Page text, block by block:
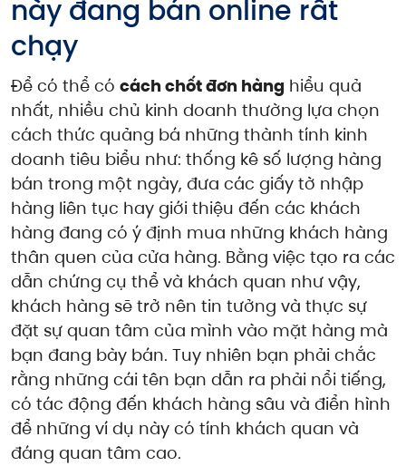
này đang bán online rất
chạy
Để có thể có cách chốt đơn hàng hiểu quả
nhất, nhiều chủ kinh doanh thường lựa chọn
cách thức quảng bá những thành tính kinh
doanh tiêu biểu như: thống kê số lượng hàng
bán trong một ngày, đưa các giấy tờ nhập
hàng liên tục hay giới thiệu đến các khách
hàng đang có ý định mua những khách hàng
thân quen của cửa hàng. Bằng việc tạo ra các
dẫn chứng cụ thể và khách quan như vậy,
khách hàng sẽ trở nên tin tưởng và thực sự
đặt sự quan tâm của mình vào mặt hàng mà
bạn đang bày bán. Tuy nhiên bạn phải chắc
rằng những cái tên bạn dẫn ra phải nổi tiếng,
có tác động đến khách hàng sâu và điển hình
để những ví dụ này có tính khách quan và
đáng quan tâm cao.